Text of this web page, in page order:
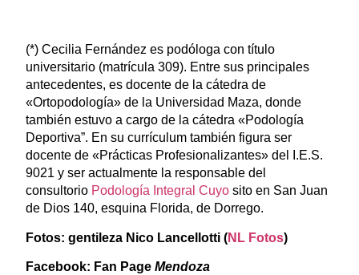
(*) Cecilia Fernández es podóloga con título
universitario (matrícula 309). Entre sus principales
antecedentes, es docente de la cátedra de
«Ortopodología» de la Universidad Maza, donde
también estuvo a cargo de la cátedra «Podología
Deportiva”. En su currículum también figura ser
docente de «Prácticas Profesionalizantes» del I.E.S.
9021 y ser actualmente la responsable del
consultorio Podología Integral Cuyosito en San Juan
de Dios 140, esquina Florida, de Dorrego.
Fotos: gentileza Nico Lancellotti (NL Fotos)
Facebook: Fan Page Mendoza